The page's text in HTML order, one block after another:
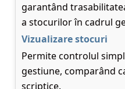
garantând
a stocurilor în cadrul
Vizualizare stocuri
Permite controlul
gestiune, comparând
scriptice.